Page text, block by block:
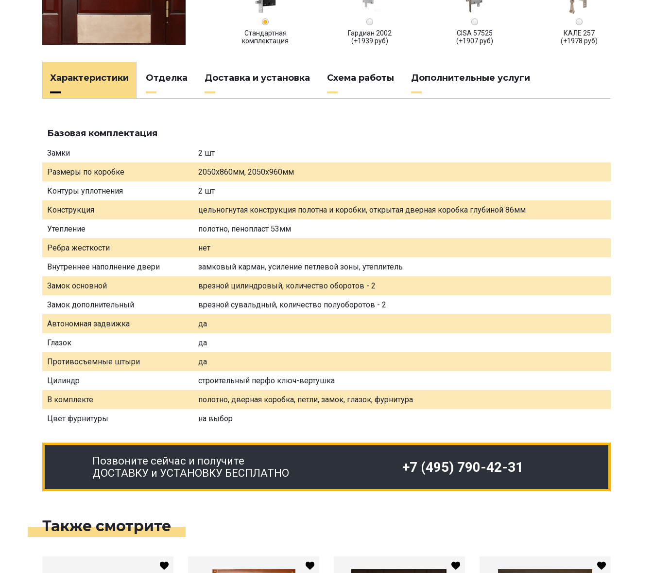
Стандартная
комплектация
Гардиан 2002
(+1939 руб)
CISA 57525
(+1907 руб)
КАЛЕ 257
(+1978 руб)
Характеристики Отделка Доставка и установка Схема работы Дополнительные услуги
Базовая комплектация
Замки 2 шт
Размеры по коробке 2050х860мм, 2050х960мм
Контуры уплотнения 2 шт
Конструкция цельногнутая конструкция полотна и коробки, открытая дверная коробка глубиной 86мм
Утепление полотно, пенопласт 53мм
Ребра жесткости нет
Внутреннее наполнение двери замковый карман, усиление петлевой зоны, утеплитель
Замок основной врезной цилиндровый, количество оборотов - 2
Замок дополнительный врезной сувальдный, количество полуоборотов - 2
Автономная задвижка да
Глазок да
Противосъемные штыри да
Цилиндр строительный перфо ключ-вертушка
В комплекте полотно, дверная коробка, петли, замок, глазок, фурнитура
Цвет фурнитуры на выбор
Позвоните сейчас и получите
ДОСТАВКУ и УСТАНОВКУ БЕСПЛАТНО
+7 (495) 790-42-31
Также смотрите